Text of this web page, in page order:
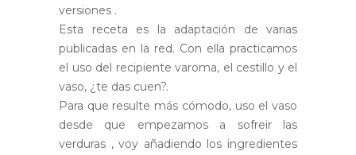
versiones .
Esta receta es la adaptación de varias
publicadas en la red. Con ella practicamos
el uso del recipiente varoma, el cestillo y el
vaso, ¿te das cuen?.
Para que resulte más cómodo, uso el vaso
desde que empezamos a sofreir las
verduras , voy añadiendo los ingredientes